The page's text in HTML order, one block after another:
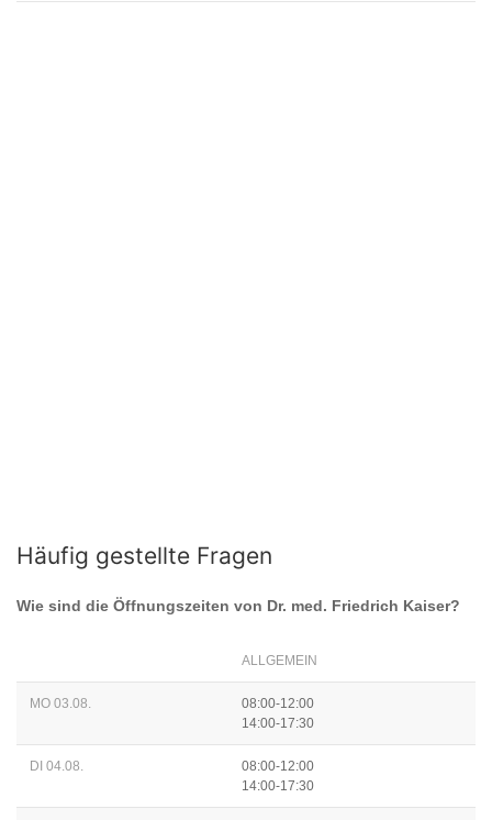
Häufig gestellte Fragen
Wie sind die Öffnungszeiten von Dr. med. Friedrich Kaiser?
ALLGEMEIN
MO 03.08.
08:00-12:00
14:00-17:30
DI 04.08.
08:00-12:00
14:00-17:30